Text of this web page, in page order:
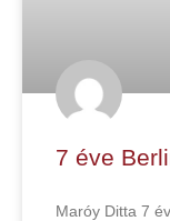
7 éve
Maróy Ditta 7